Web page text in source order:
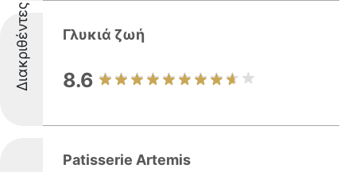
Διακριθέντες Γλυκιά ζωή
8.6
Patisserie Artemis